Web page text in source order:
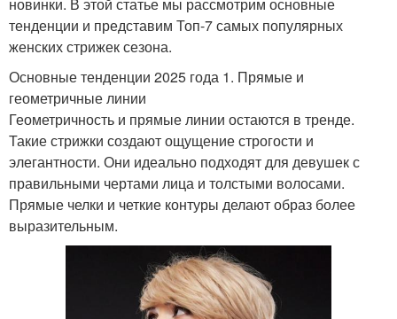
тенденции и представим Топ-7 самых популярных
женских стрижек сезона.
Основные тенденции 2025 года 1. Прямые и
геометричные линии
Геометричность и прямые линии остаются в тренде.
Такие стрижки создают ощущение строгости и
элегантности. Они идеально подходят для девушек с
правильными чертами лица и толстыми волосами.
Прямые челки и четкие контуры делают образ более
выразительным.